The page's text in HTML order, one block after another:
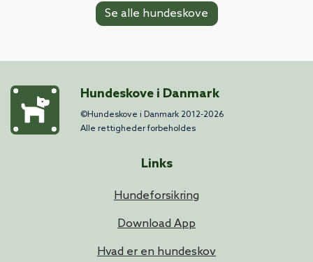
Se alle hundeskove
Hundeskove i Danmark
©Hundeskove i Danmark 2012-2026
Alle rettigheder forbeholdes
Links
Hundeforsikring
Download App
Hvad er en hundeskov